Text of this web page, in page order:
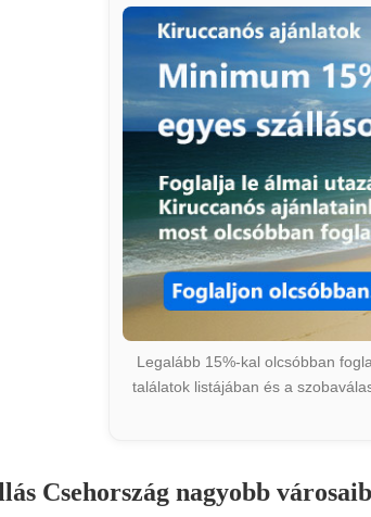
Legalább 15%-kal olcsóbban
találatok listájában és a
Csehország nagyobb